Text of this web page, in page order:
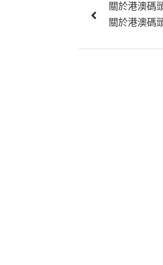
章
關於港澳碼
關於港澳碼